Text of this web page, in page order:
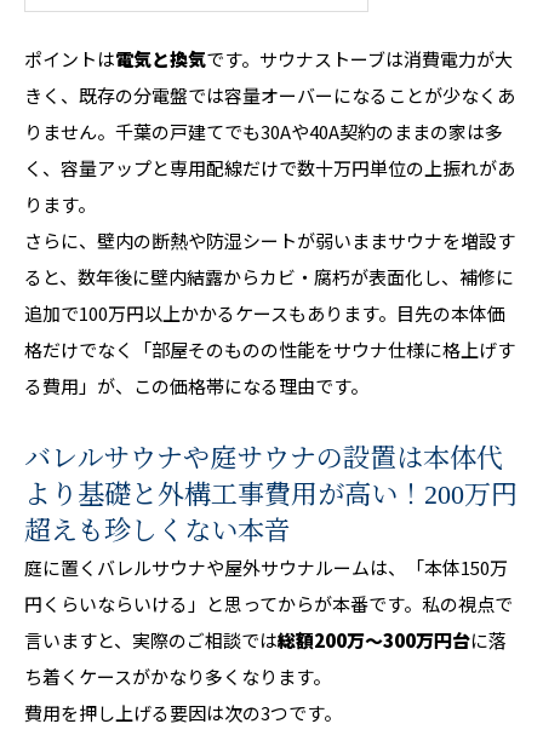
ポイントは電気と換気です。サウナストーブは消費電力が大
きく、既存の分電盤では容量オーバーになることが少なくあ
りません。千葉の戸建てでも30Aや40A契約のままの家は多
く、容量アップと専用配線だけで数十万円単位の上振れがあ
ります。
さらに、壁内の断熱や防湿シートが弱いままサウナを増設す
ると、数年後に壁内結露からカビ・腐朽が表面化し、補修に
追加で100万円以上かかるケースもあります。目先の本体価
格だけでなく「部屋そのものの性能をサウナ仕様に格上げす
る費用」が、この価格帯になる理由です。
バレルサウナや庭サウナの設置は本体代
より基礎と外構工事費用が高い！200万円
超えも珍しくない本音
庭に置くバレルサウナや屋外サウナルームは、「本体150万
円くらいならいける」と思ってからが本番です。私の視点で
言いますと、実際のご相談では総額200万〜300万円台に落
ち着くケースがかなり多くなります。
費用を押し上げる要因は次の3つです。